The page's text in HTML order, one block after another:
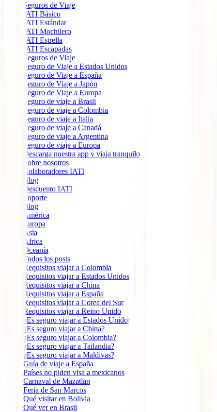
Seguros de Viaje
IATI Básico
IATI Estándar
IATI Mochilero
IATI Estrella
IATI Escapadas
Seguros de Viaje
Seguro de Viaje a Estados Unidos
Seguro de Viaje a España
Seguro de Viaje a Japón
Seguro de Viaje a Europa
Seguro de viaje a Brasil
Seguro de viaje a Colombia
Seguro de viaje a Italia
Seguro de viaje a Canadá
Seguro de viaje a Argentina
Seguro de viaje a Europa
Descarga nuestra app y viaja tranquilo
Sobre nosotros
Colaboradores IATI
Blog
Descuento IATI
Soporte
Blog
América
Europa
Ásia
África
Oceanía
Todos los posts
Requisitos viajar a Colombia
Requisitos viajar a Estados Unidos
Requisitos viajar a China
Requisitos viajar a España
Requisitos viajar a Corea del Sur
Requisitos viajar a Reino Unido
¿Es seguro viajar a Estados Unidos?
¿Es seguro viajar a China?
¿Es seguro viajar a Colombia?
¿Es seguro viajar a Tailandia?
¿Es seguro viajar a Maldivas?
Guía de viaje a España
Países no piden visa a mexicanos
Carnaval de Mazatlan
Feria de San Marcos
Qué visitar en Bolivia
Qué ver en Brasil